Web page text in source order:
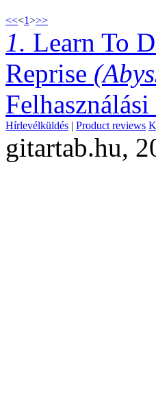
<<<1>>>
1. Learn To
Reprise
Hírlevélküldés | Product reviews
gitartab.hu,